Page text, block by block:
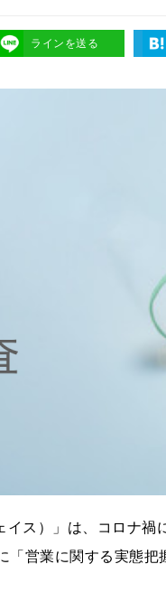
ラインを送る
ス）」は、コロナ禍
営業に関する実態